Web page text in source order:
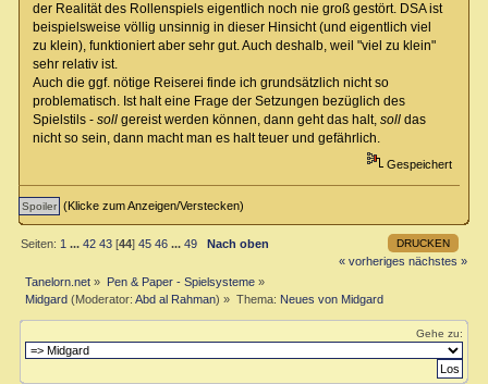
der Realität des Rollenspiels eigentlich noch nie groß gestört. DSA ist
beispielsweise völlig unsinnig in dieser Hinsicht (und eigentlich viel
zu klein), funktioniert aber sehr gut. Auch deshalb, weil "viel zu klein"
sehr relativ ist.
Auch die ggf. nötige Reiserei finde ich grundsätzlich nicht so
problematisch. Ist halt eine Frage der Setzungen bezüglich des
Spielstils - sollgereist werden können, dann geht das halt, solldas
nicht so sein, dann macht man es halt teuer und gefährlich.
Gespeichert
(Klicke zum Anzeigen/Verstecken)
DRUCKEN
Seiten:1 ...42 43 [44]45 46 ...49
Nach oben
« vorheriges nächstes »
Tanelorn.net » Pen & Paper - Spielsysteme»
Midgard (Moderator:Abd al Rahman) » Thema: Neues von Midgard
Gehe zu: